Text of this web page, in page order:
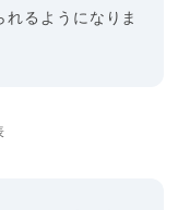
れるようになりま